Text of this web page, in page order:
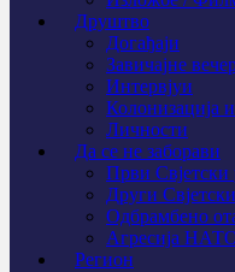
Друштво
Догађаји
Завичајне
Интервјуи
Колонизација
Личности
Да се не заборави
Први
Други
Одбрамбено
Агресија
Регион